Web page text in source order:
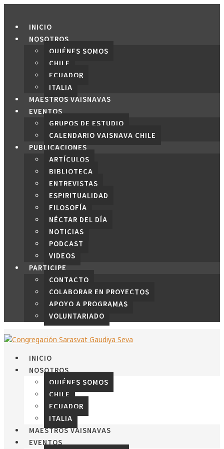
contenidoINICIO
NOSOTROS
QUIÉNES SOMOS
CHILE
ECUADOR
ITALIA
MAESTROS VAISNAVAS
EVENTOS
GRUPOS DE ESTUDIO
CALENDARIO VAISNAVA CHILE
PUBLICACIONES
ARTÍCULOS
BIBLIOTECA
ENTREVISTAS
ESPIRITUALIDAD
FILOSOFÍA
NÉCTAR DEL DÍA
NOTICIAS
PODCAST
VIDEOS
PARTICIPE
CONTACTO
COLABORAR EN PROYECTOS
APOYO A PROGRAMAS
VOLUNTARIADO
INICIO
NOSOTROS
QUIÉNES SOMOS
CHILE
ECUADOR
ITALIA
MAESTROS VAISNAVAS
EVENTOS